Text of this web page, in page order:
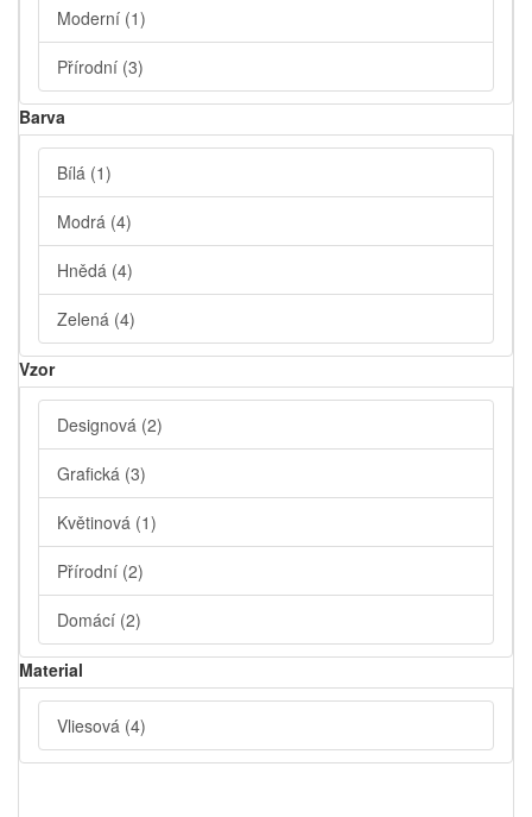
Moderní (1)
Přírodní (3)
Barva
Bílá (1)
Modrá (4)
Hnědá (4)
Zelená (4)
Vzor
Designová (2)
Grafická (3)
Květinová (1)
Přírodní (2)
Domácí (2)
Material
Vliesová (4)